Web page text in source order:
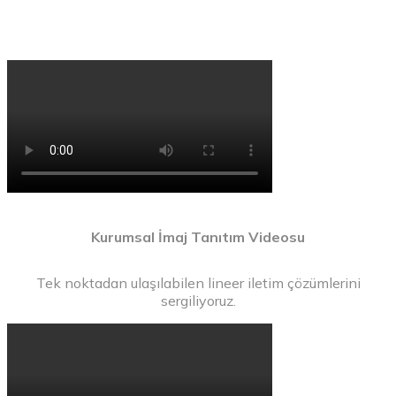
Kurumsal İmaj Tanıtım Videosu
Tek noktadan ulaşılabilen lineer iletim çözümlerini
sergiliyoruz.